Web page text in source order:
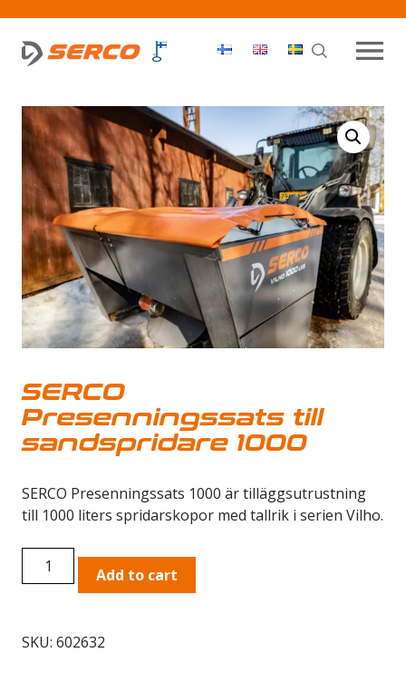
Haku
SERCO
Presenningssats till
sandspridare 1000
SERCO Presenningssats 1000 är tilläggsutrustning
till 1000 liters spridarskopor med tallrik i serien Vilho.
SERCO
Presenningssats
1000
Add to cart
SKU: 602632